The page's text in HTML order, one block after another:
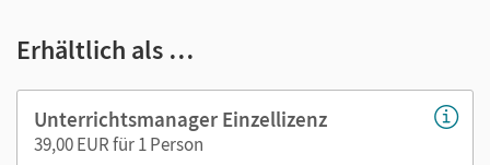
und zum Arbeitsbuch))
Leitfragen zur Texterschließung der Fachkundeinhalte
Zusätzliche Lernsituationen, die auf das WWS E.V.A.
Erhältlich als …
Unterrichtsmanager Einzellizenz
39,00 EUR für 1 Person